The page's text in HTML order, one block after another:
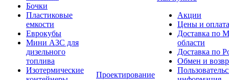
Бочки
Пластиковые
емкости
Еврокубы
Мини АЗС для
дизельного
топлива
Изотермические
Проектирование
Акции
Цены и оплата
Доставка по
области
Доставка по
Обмен и